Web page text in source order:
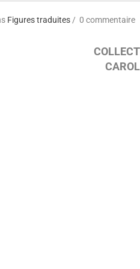
Figures traduites 0 commentaire